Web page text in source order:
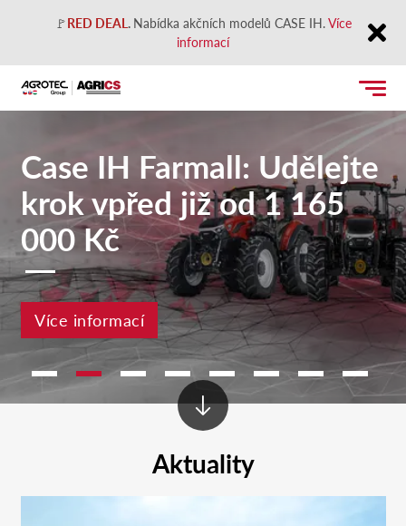
🚩RED DEAL. Nabídka akčních modelů CASE IH.Více
informací
Close
Case IH Farmall: Udělejte
krok vpřed již od 1 165
000 Kč
Více informací
Aktuality